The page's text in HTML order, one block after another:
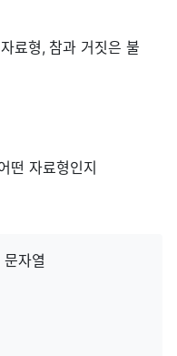
료형, 참과 거짓은 불
떤 자료형인지
자열